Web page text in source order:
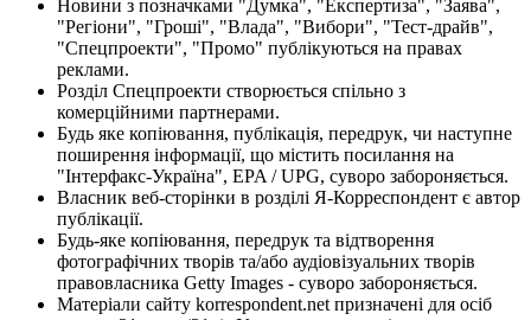
Новини з позначками "Думка", "Експертиза", "Заява",
"Регіони", "Гроші", "Влада", "Вибори", "Тест-драйв",
"Спецпроекти", "Промо" публікуються на правах
реклами.
Розділ Спецпроекти створюється спільно з
комерційними партнерами.
Будь яке копіювання, публікація, передрук, чи наступне
поширення інформації, що містить посилання на
"Інтерфакс-Україна", EPA / UPG, суворо забороняється.
Власник веб-сторінки в розділі Я-Корреспондент є автор
публікації.
Будь-яке копіювання, передрук та відтворення
фотографічних творів та/або аудіовізуальних творів
правовласника Getty Images - суворо забороняється.
Матеріали сайту korrespondent.net призначені для осіб